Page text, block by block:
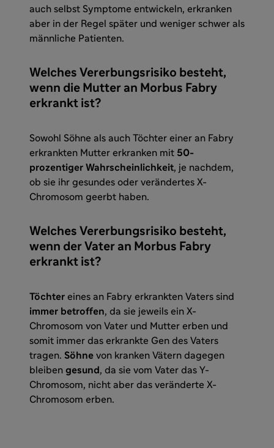
auch selbst Symptome entwickeln, erkranken
aber in der Regel später und weniger schwer als
männliche Patienten.
Welches Vererbungsrisiko besteht,
wenn die Mutter an Morbus Fabry
erkrankt ist?
Sowohl Söhne als auch Töchter einer an Fabry
erkrankten Mutter erkranken mit 50-
prozentiger Wahrscheinlichkeit, je nachdem,
ob sie ihr gesundes oder verändertes X-
Chromosom geerbt haben.
Welches Vererbungsrisiko besteht,
wenn der Vater an Morbus Fabry
erkrankt ist?
Töchter eines an Fabry erkrankten Vaters sind
immer betroffen, da sie jeweils ein X-
Chromosom von Vater und Mutter erben und
somit immer das erkrankte Gen des Vaters
tragen. Söhne von kranken Vätern dagegen
bleiben gesund, da sie vom Vater das Y-
Chromosom, nicht aber das veränderte X-
Chromosom erben.